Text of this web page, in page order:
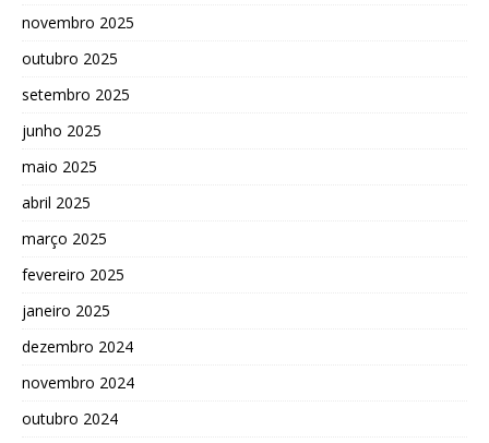
novembro 2025
outubro 2025
setembro 2025
junho 2025
maio 2025
abril 2025
março 2025
fevereiro 2025
janeiro 2025
dezembro 2024
novembro 2024
outubro 2024